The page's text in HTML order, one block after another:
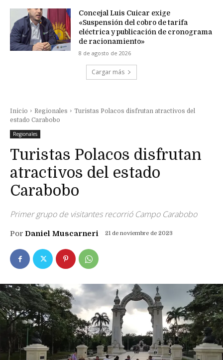
Concejal Luis Cuicar exige
«Suspensión del cobro de tarifa
eléctrica y publicación de cronograma
de racionamiento»
8 de agosto de 2026
Cargar más